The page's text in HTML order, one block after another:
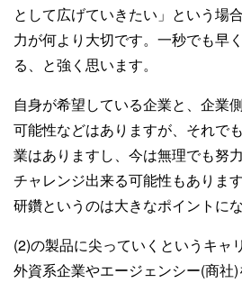
として広げていきたい」という場
力が何より大切です。一秒でも早
る、と強く思います。
自身が希望している企業と、企業
可能性などはありますが、それで
業はありますし、今は無理でも努
チャレンジ出来る可能性もありま
研鑽というのは大きなポイントにな
(2)の製品に尖っていくというキャ
外資系企業やエージェンシー(商社